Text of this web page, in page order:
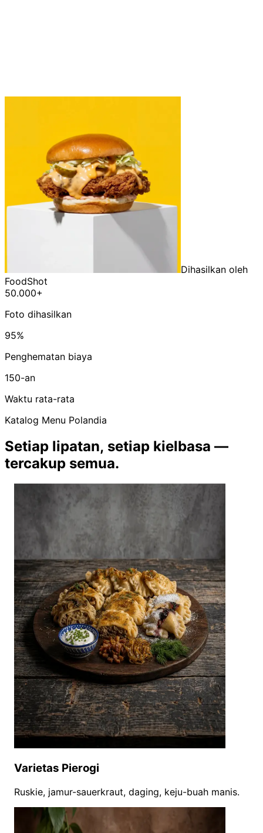
Dihasilkan oleh
FoodShot
50.000+
Foto dihasilkan
95%
Penghematan biaya
150-an
Waktu rata-rata
Katalog Menu Polandia
Setiap lipatan, setiap kielbasa —
tercakup semua.
Varietas Pierogi
Ruskie, jamur-sauerkraut, daging, keju-buah manis.